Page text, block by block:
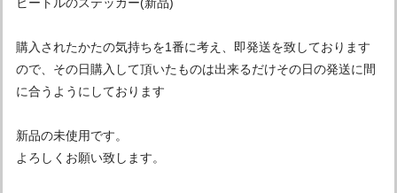
購入されたかたの気持ちを1番に考え、即発送を致しております
ので、その日購入して頂いたものは出来るだけその日の発送に間
に合うようにしております
新品の未使用です。
よろしくお願い致します。